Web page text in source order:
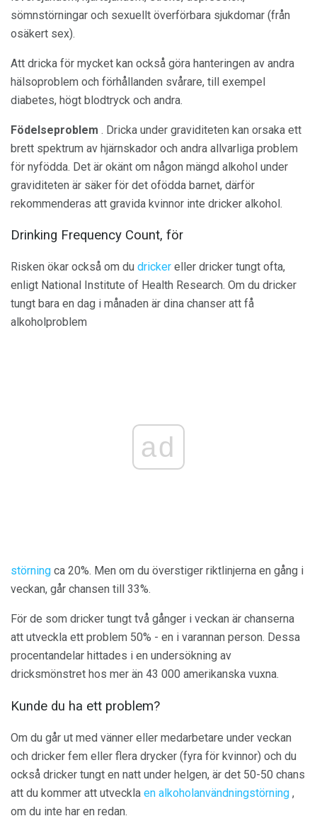
sömnstörningar och sexuellt överförbara sjukdomar (från
osäkert sex).
Att dricka för mycket kan också göra hanteringen av andra
hälsoproblem och förhållanden svårare, till exempel
diabetes, högt blodtryck och andra.
Födelseproblem . Dricka under graviditeten kan orsaka ett
brett spektrum av hjärnskador och andra allvarliga problem
för nyfödda. Det är okänt om någon mängd alkohol under
graviditeten är säker för det ofödda barnet, därför
rekommenderas att gravida kvinnor inte dricker alkohol.
Drinking Frequency Count, för
Risken ökar också om du dricker eller dricker tungt ofta,
enligt National Institute of Health Research. Om du dricker
tungt bara en dag i månaden är dina chanser att få
alkoholproblem
ad
störning ca 20%. Men om du överstiger riktlinjerna en gång i
veckan, går chansen till 33%.
För de som dricker tungt två gånger i veckan är chanserna
att utveckla ett problem 50% - en i varannan person. Dessa
procentandelar hittades i en undersökning av
dricksmönstret hos mer än 43 000 amerikanska vuxna.
Kunde du ha ett problem?
Om du går ut med vänner eller medarbetare under veckan
och dricker fem eller flera drycker (fyra för kvinnor) och du
också dricker tungt en natt under helgen, är det 50-50 chans
att du kommer att utveckla en alkoholanvändningstörning ,
om du inte har en redan.